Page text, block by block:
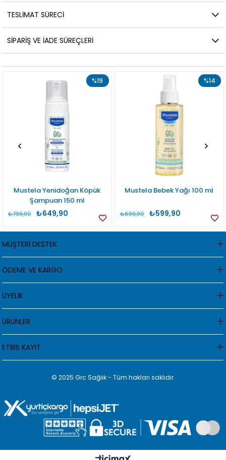
TESLIMAT SÜRECI
SIPARIŞ VE İADE SÜREÇLERI
Mustela Yenidoğan Köpük
Şampuan 150 ml
₺649,90
₺799,90
%19
Mustela Bebek Yağı 100 ml
₺599,90
₺699,90
%14
MÜŞTERİ DESTEK
ÖDEME VE KARGO
ÜYELİK
ÜRÜNLER
ETBIS KAYIT
© 2025 Grc Sağlık - Tüm hakları saklıdır.